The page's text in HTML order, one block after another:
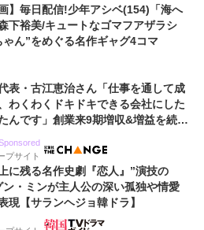
画】毎日配信!少年アシベ(154)「海へ
下裕美/キュートなゴマフアザラシ
ゃん”をめぐる名作ギャグ4コマ
表・古江恵治さん「仕事を通して成
わくわくドキドキできる会社にした
んです」創業来9期増収&増益を続け
プサイト
に残る名作史劇『恋人』”演技の
ン・ミンが主人公の深い孤独や情愛
現【サランヘジョ韓ドラ】